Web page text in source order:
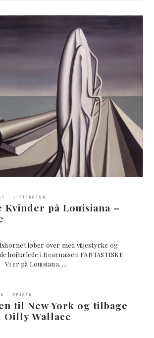
LITTERATUR
Kvinder på Louisiana –
løber over med viljestyrke og
højhælede i Bearnaisen FANTASTISKE
er på Louisiana. …
REJSER
til New York og tilbage
Oilly Wallace